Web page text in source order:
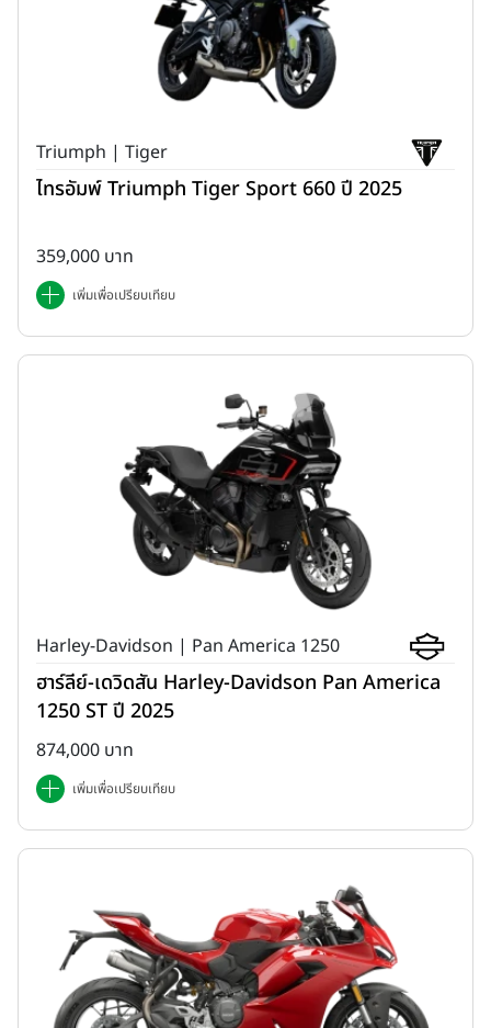
Triumph | Tiger
ไทรอัมพ์ Triumph Tiger Sport 660 ปี 2025
359,000 บาท
เพิ่มเพื่อเปรียบเทียบ
Harley-Davidson | Pan America 1250
ฮาร์ลีย์-เดวิดสัน Harley-Davidson Pan America
1250 ST ปี 2025
874,000 บาท
เพิ่มเพื่อเปรียบเทียบ